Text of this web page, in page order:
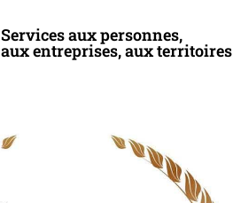
Services aux personnes,
aux entreprises, aux territoires